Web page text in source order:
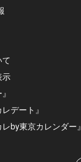
示
デート』
by東京カレンダー』